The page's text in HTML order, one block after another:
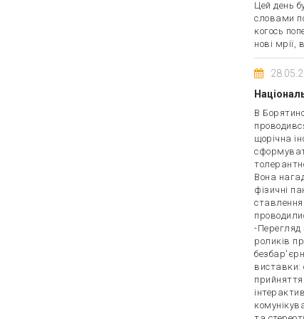
Цей день
словами
когось
нові
В
щорічна
Вона
фізичні
-Перегляд
роликів
виставки: